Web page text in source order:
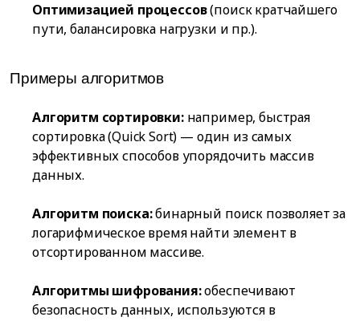
Оптимизацией процессов(поиск кратчайшего
пути, балансировка нагрузки и пр.).
Примеры алгоритмов
Алгоритм сортировки:например, быстрая
сортировка (Quick Sort) — один из самых
эффективных способов упорядочить массив
данных.
Алгоритм поиска:бинарный поиск позволяет за
логарифмическое время найти элемент в
отсортированном массиве.
Алгоритмы шифрования:обеспечивают
безопасность данных, используются в